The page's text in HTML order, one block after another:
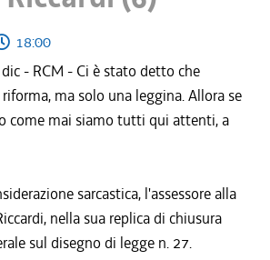
18:00
dic - RCM - Ci è stato detto che
ma solo una leggina. Allora se
come mai siamo tutti qui attenti, a
sarcastica, l'assessore alla
nella sua replica di chiusura
sul disegno di legge n. 27.